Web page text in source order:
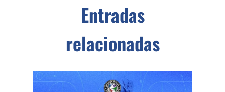
Entradas
relacionadas